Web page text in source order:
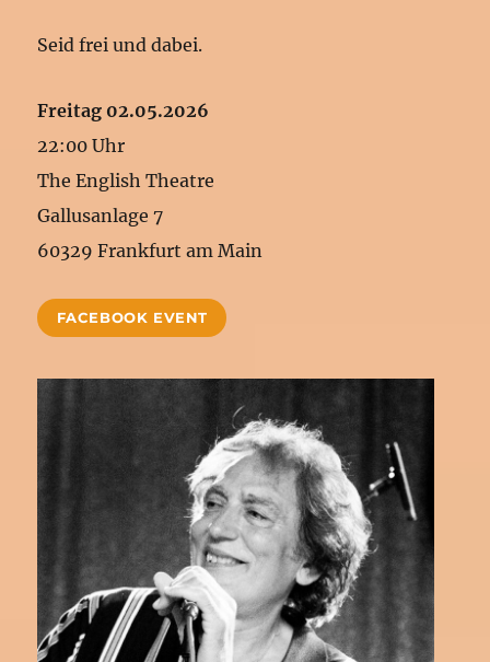
Seid frei und dabei.
Freitag 02.05.2026
22:00 Uhr
The English Theatre
Gallusanlage 7
60329 Frankfurt am Main
FACEBOOK EVENT